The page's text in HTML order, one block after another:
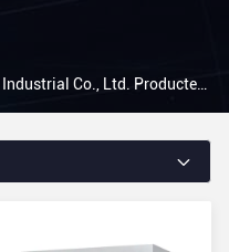
Xiamen East Asia Machinery Industrial Co., Ltd. Producten Online